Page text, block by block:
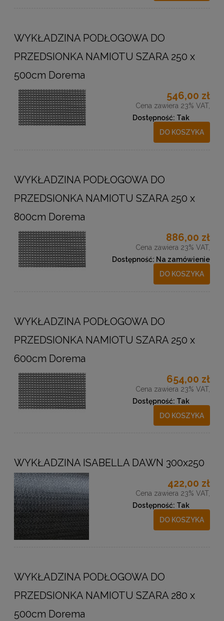
WYKŁADZINA PODŁOGOWA DO
PRZEDSIONKA NAMIOTU SZARA 250 x
500cm Dorema
546,00 zł
Cena zawiera 23% VAT,
Dostępność: Tak
DO KOSZYKA
WYKŁADZINA PODŁOGOWA DO
PRZEDSIONKA NAMIOTU SZARA 250 x
800cm Dorema
886,00 zł
Cena zawiera 23% VAT,
Dostępność: Na zamówienie
DO KOSZYKA
WYKŁADZINA PODŁOGOWA DO
PRZEDSIONKA NAMIOTU SZARA 250 x
600cm Dorema
654,00 zł
Cena zawiera 23% VAT,
Dostępność: Tak
DO KOSZYKA
WYKŁADZINA ISABELLA DAWN 300x250
422,00 zł
Cena zawiera 23% VAT,
Dostępność: Tak
DO KOSZYKA
WYKŁADZINA PODŁOGOWA DO
PRZEDSIONKA NAMIOTU SZARA 280 x
500cm Dorema